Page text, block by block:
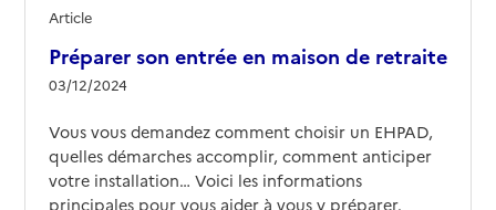
Préparer son entrée en maison de retraite
03/12/2024
Article
Vous vous demandez comment choisir un EHPAD,
quelles démarches accomplir, comment anticiper
votre installation… Voici les informations
principales pour vous aider à vous y préparer.